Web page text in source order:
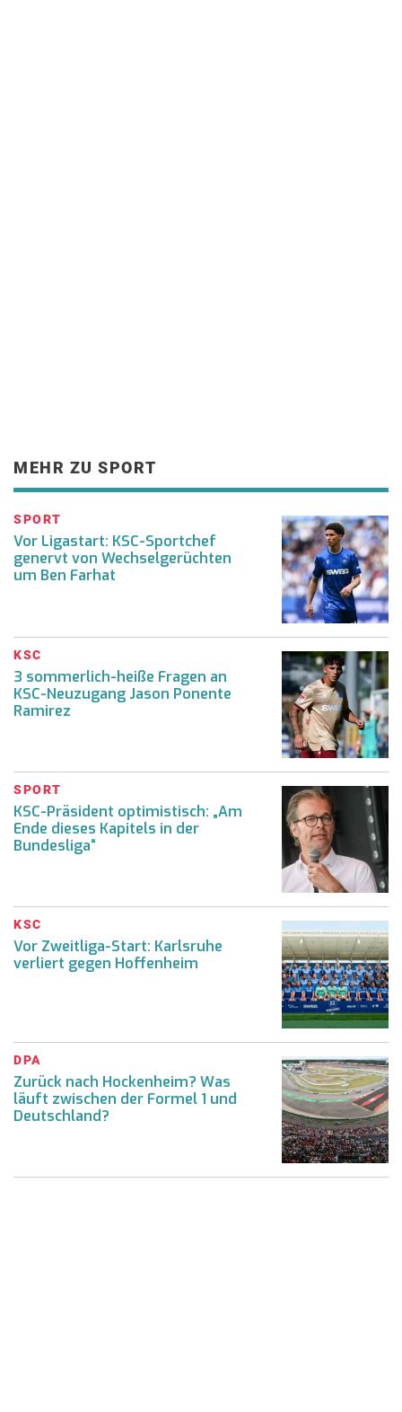
MEHR ZU SPORT
SPORT
Vor Ligastart: KSC-Sportchef
genervt von Wechselgerüchten
um Ben Farhat
KSC
3 sommerlich-heiße Fragen an
KSC-Neuzugang Jason Ponente
Ramirez
SPORT
KSC-Präsident optimistisch: „Am
Ende dieses Kapitels in der
Bundesliga“
KSC
Vor Zweitliga-Start: Karlsruhe
verliert gegen Hoffenheim
DPA
Zurück nach Hockenheim? Was
läuft zwischen der Formel 1 und
Deutschland?